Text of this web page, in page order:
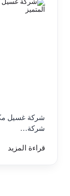
شركة غسيل
شركة…
قراءة المزيد